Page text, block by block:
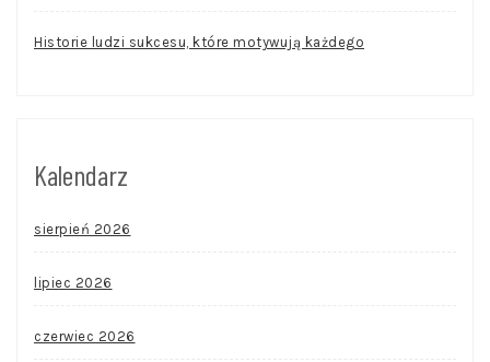
Historie ludzi sukcesu, które motywują każdego
Kalendarz
sierpień 2026
lipiec 2026
czerwiec 2026